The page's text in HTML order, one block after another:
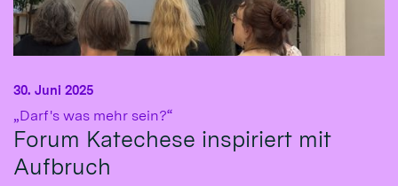
„Darf's was mehr sein?“
Forum Katechese inspiriert mit
Aufbruch
30. Juni 2025